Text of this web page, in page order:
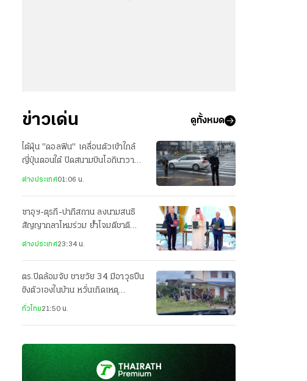
ข่าวเด่น ดูทั้งหมด
ไต้ฝุ่น "ดอลฟิน" เคลื่อนตัวเข้าใกล้
ญี่ปุ่นตอนใต้ ปิดสนามบินโอกินาวา
อพยพประชาชน-เจ็บ 3 ราย
ต่างประเทศ01:06 น.
ซาอุฯ-ตุรกี-ปากีสถาน ลงนามสนธิ
สัญญากลาโหมร่วม ย้ำโจมตีชาติ
เดียวเท่ากับโจมตีทั้ง 3 ประเทศ
ต่างประเทศ23:34 น.
ตร.ปิดล้อมจับ ชายวัย 34 มีอาวุธปืน
ขังตัวเองในบ้าน หวั่นเกิดเหตุ
อันตราย
ทั่วไทย21:50 น.